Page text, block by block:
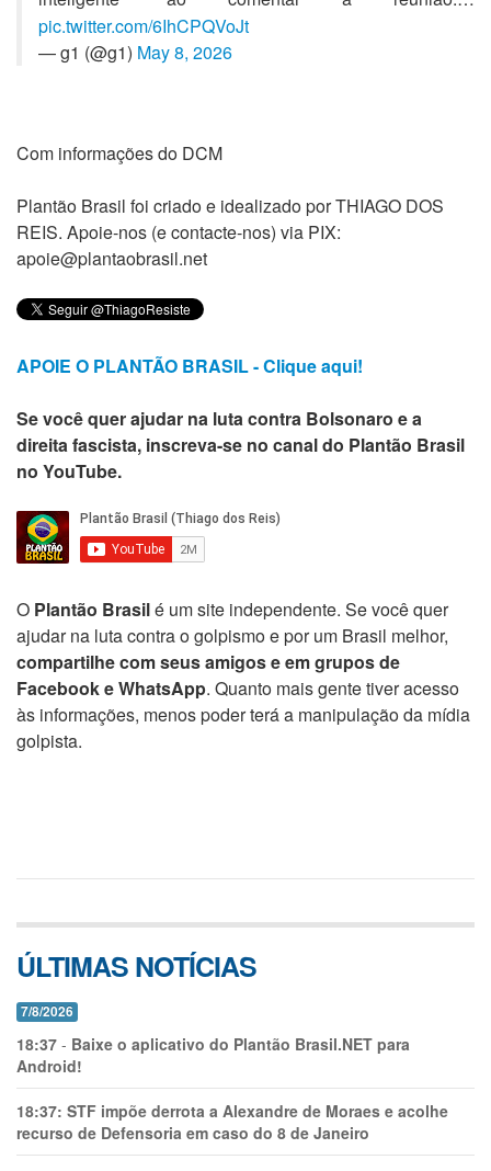
pic.twitter.com/6IhCPQVoJt
— g1 (@g1) May 8, 2026
Com informações do DCM
Plantão Brasil foi criado e idealizado por THIAGO DOS
REIS. Apoie-nos (e contacte-nos) via PIX:
apoie@plantaobrasil.net
APOIE O PLANTÃO BRASIL - Clique aqui!
Se você quer ajudar na luta contra Bolsonaro e a
direita fascista, inscreva-se no canal do Plantão Brasil
no YouTube.
O Plantão Brasilé um site independente. Se você quer
ajudar na luta contra o golpismo e por um Brasil melhor,
compartilhe com seus amigos e em grupos de
Facebook e WhatsApp. Quanto mais gente tiver acesso
às informações, menos poder terá a manipulação da mídia
golpista.
ÚLTIMAS NOTÍCIAS
7/8/2026
18:37 - Baixe o aplicativo do Plantão Brasil.NET para
Android!
18:37: STF impõe derrota a Alexandre de Moraes e acolhe
recurso de Defensoria em caso do 8 de Janeiro